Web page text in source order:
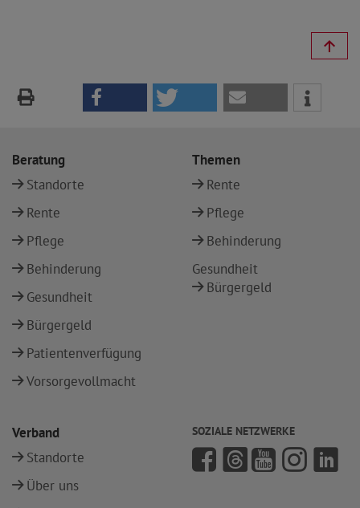
Beratung
Standorte
Rente
Pflege
Behinderung
Gesundheit
Bürgergeld
Patientenverfügung
Vorsorgevollmacht
Themen
Rente
Pflege
Behinderung
Gesundheit
Bürgergeld
Verband
Standorte
Über uns
SOZIALE NETZWERKE